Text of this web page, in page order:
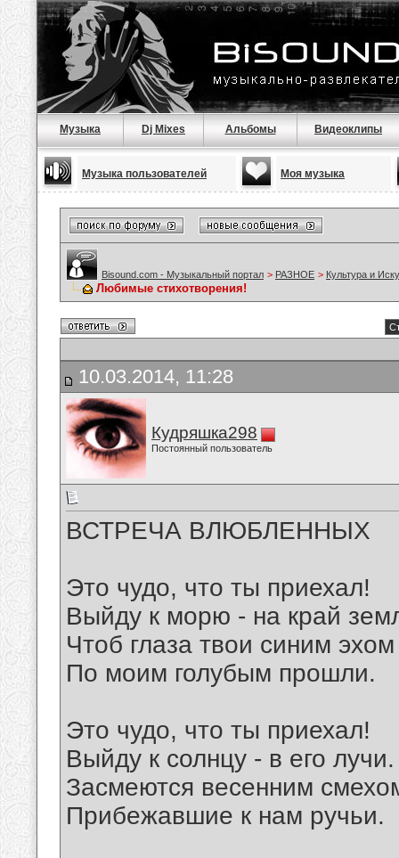
Музыка Dj Mixes Альбомы Видеоклипы
Музыка пользователей Моя музыка
Bisound.com - Музыкальный портал > РАЗНОЕ > Культура и
Любимые стихотворения!
10.03.2014, 11:28
Кудряшка298
Постоянный пользователь
ВСТРЕЧА ВЛЮБЛЕННЫХ
Это чудо, что ты приехал!
Выйду к морю - на край
Чтоб глаза твои синим эхом
По моим голубым прошли.
Это чудо, что ты приехал!
Выйду к солнцу - в его лучи.
Засмеются весенним
Прибежавшие к нам ручьи.